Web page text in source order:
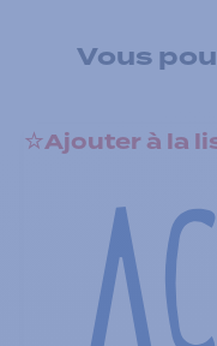
Vous
Ajouter à la